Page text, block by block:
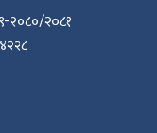
२०८०/२०८१
४२२८